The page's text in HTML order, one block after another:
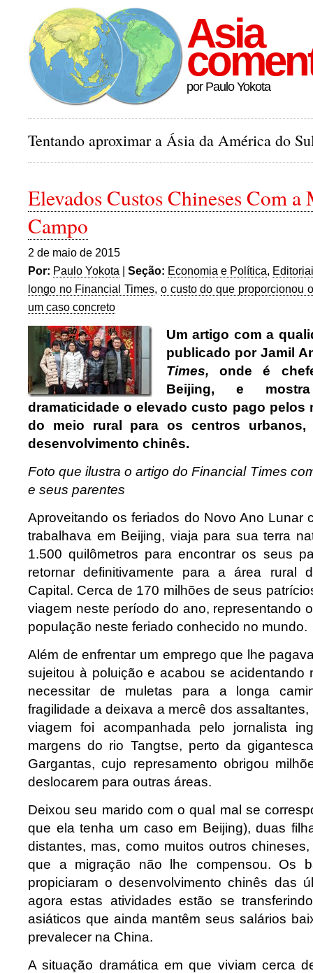
Asia
por Paulo Yokota
Tentando aproximar a Ásia da América do
Elevados Custos Chineses Com a
Campo
2 de maio de 2015
Por: Paulo Yokota | Seção: Economia e Política,
longo no Financial Times, o custo do que proporcionou
um caso concreto
Um artigo com a
publicado por Jamil
Times,onde é
Beijing,
e
dramaticidade o elevado custo pago pelos
do meio rural para os centros urbanos,
desenvolvimento chinês.
Foto que ilustra o artigo do Financial Times
e seus parentes
Aproveitando os feriados do Novo Ano Lunar
trabalhava em Beijing, viaja para sua terra
1.500 quilômetros para encontrar os seus
retornar definitivamente para a área rural
Capital. Cerca de 170 milhões de seus
viagem neste período do ano, representando
população neste feriado conhecido no mundo.
Além de enfrentar um emprego que lhe
sujeitou à poluição e acabou se acidentando
necessitar de muletas para a longa
fragilidade a deixava a mercê dos
viagem foi acompanhada pelo jornalista
margens do rio Tangtse, perto da
Gargantas, cujo represamento obrigou
deslocarem para outras áreas.
Deixou seu marido com o qual mal se
que ela tenha um caso em Beijing), duas
distantes, mas, como muitos outros
que a migração não lhe compensou. Os
propiciaram o desenvolvimento chinês das
agora estas atividades estão se
asiáticos que ainda mantêm seus salários
prevalecer na China.
A situação dramática em que viviam cerca